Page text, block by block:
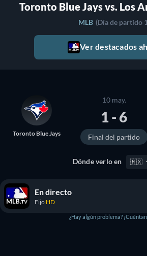
Toronto Blue Jays vs. Los
MLB (Día de partido
Ver destacados
Toronto Blue Jays
10 may.
1 - 6
Final del partido
Dónde verlo en 🇲🇽
En directo
Fijo HD
¿Hay algún problema?